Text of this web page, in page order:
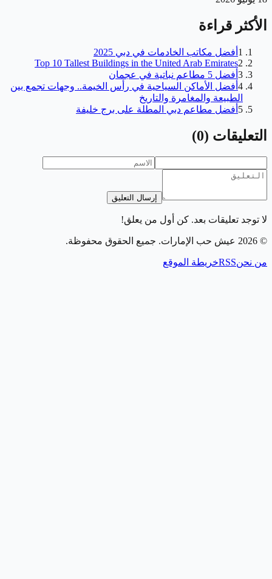
الأكثر قراءة
1 أفضل مكاتب الخادمات في دبي 2025
2
Top 10 Tallest Buildings in the United Arab Emirates
3 أفضل 5 مطاعم نباتية في عجمان
4 أفضل الأماكن السياحية في رأس الخيمة.. وجهات تجمع بين
الطبيعة والمغامرة والتاريخ
5 أفضل مطاعم دبي المطلة على برج خليفة
التعليقات (
0
)
إرسال التعليق
لا توجد تعليقات بعد. كن أول من يعلق!
©
2026 عيش حب الإمارات. جميع الحقوق محفوظة.
من نحنRSSخريطة الموقع